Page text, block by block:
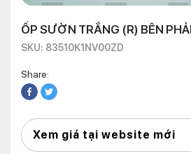
ỐP SƯỜN TRẮNG (R) BÊN
SKU: 83510K1NV00ZD
Share:
Xem giá tại website mới